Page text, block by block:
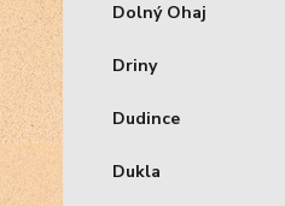
Dolný Ohaj
Driny
Dudince
Dukla